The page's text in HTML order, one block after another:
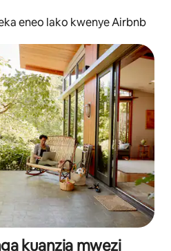
eneo lako kwenye Airbnb
kuanzia mwezi